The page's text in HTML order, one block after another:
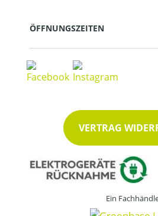
ÖFFNUNGSZEITEN
VERTRAG
Ein